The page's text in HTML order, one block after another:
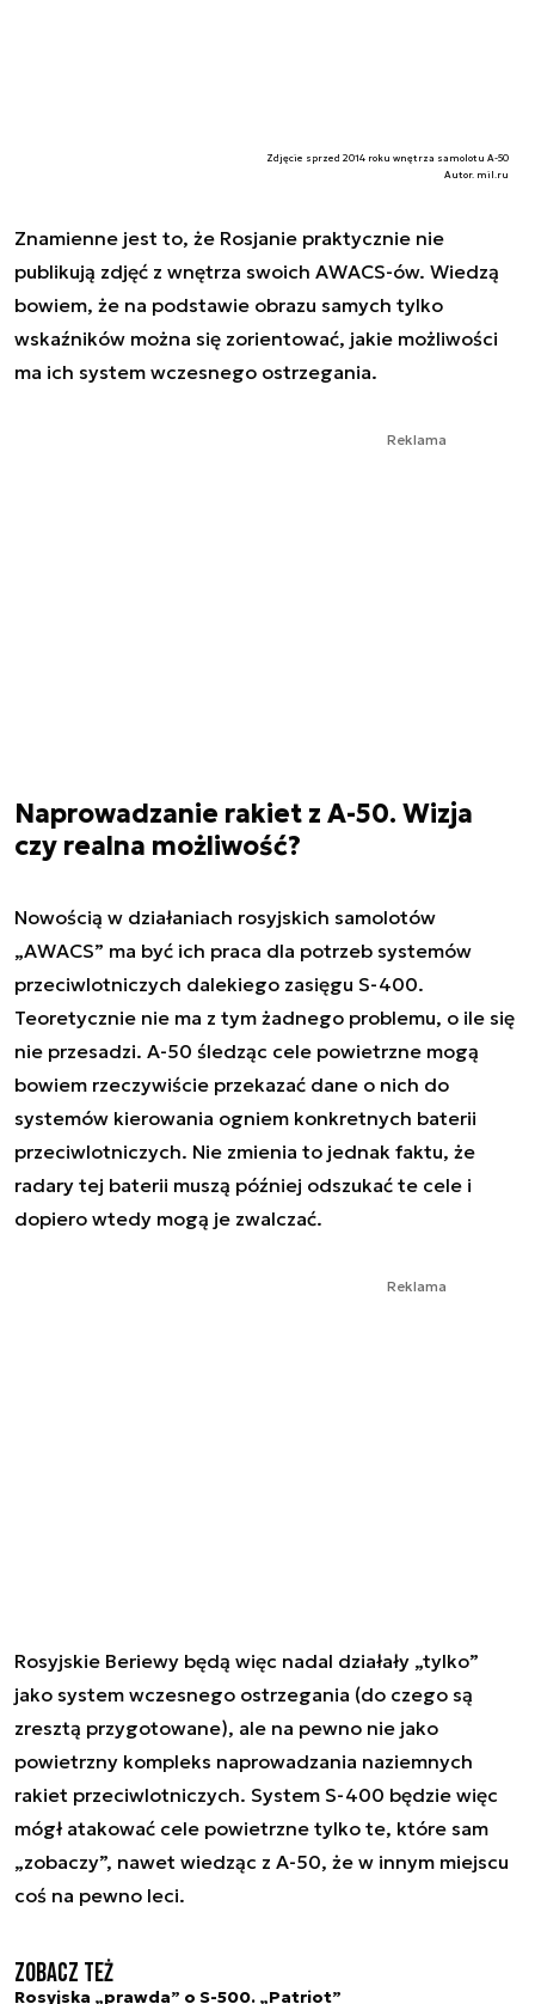
Zdjęcie sprzed 2014 roku wnętrza samolotu A-50
Autor. mil.ru
Znamienne jest to, że Rosjanie praktycznie nie
publikują zdjęć z wnętrza swoich AWACS-ów. Wiedzą
bowiem, że na podstawie obrazu samych tylko
wskaźników można się zorientować, jakie możliwości
ma ich system wczesnego ostrzegania.
Reklama
Naprowadzanie rakiet z A-50. Wizja
czy realna możliwość?
Nowością w działaniach rosyjskich samolotów
„AWACS” ma być ich praca dla potrzeb systemów
przeciwlotniczych dalekiego zasięgu S-400.
Teoretycznie nie ma z tym żadnego problemu, o ile się
nie przesadzi. A-50 śledząc cele powietrzne mogą
bowiem rzeczywiście przekazać dane o nich do
systemów kierowania ogniem konkretnych baterii
przeciwlotniczych. Nie zmienia to jednak faktu, że
radary tej baterii muszą później odszukać te cele i
dopiero wtedy mogą je zwalczać.
Reklama
Rosyjskie Beriewy będą więc nadal działały „tylko”
jako system wczesnego ostrzegania (do czego są
zresztą przygotowane), ale na pewno nie jako
powietrzny kompleks naprowadzania naziemnych
rakiet przeciwlotniczych. System S-400 będzie więc
mógł atakować cele powietrzne tylko te, które sam
„zobaczy”, nawet wiedząc z A-50, że w innym miejscu
coś na pewno leci.
Zobacz też
Rosyjska „prawda” o S-500. „Patriot”